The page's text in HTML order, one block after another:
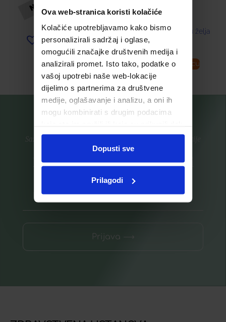
Ova web-stranica koristi kolačiće
Kolačiće upotrebljavamo kako bismo
personalizirali sadržaj i oglase,
omogućili značajke društvenih medija i
analizirali promet. Isto tako, podatke o
vašoj upotrebi naše web-lokacije
dijelimo s partnerima za društvene
medije, oglašavanje i analizu, a oni ih
mogu kombinirati s drugim podacima
ste upotrebljavali njihove usluge.
Dopusti sve
Prilagodi
13,50€
Dodaj u listu želja
Pročitaj više
Dodaj u listu želja
Dodaj u košaricu
Saznajte prvi za nove proizvode i ekskluzivne promocije
Prijavite se na listu za novosti
Prijava ⟶